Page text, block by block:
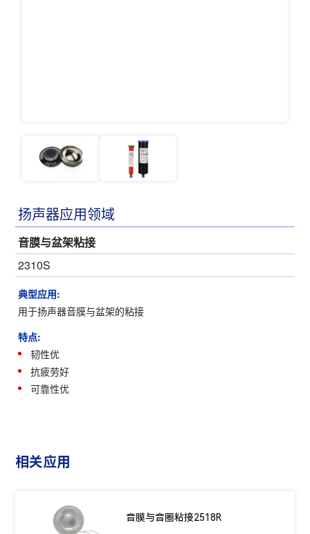
扬声器应用领域
音膜与盆架粘接
2310S
典型应用:
用于扬声器音膜与盆架的粘接
特点:
韧性优
抗疲劳好
可靠性优
相关应用
音膜与音圈粘接2518R